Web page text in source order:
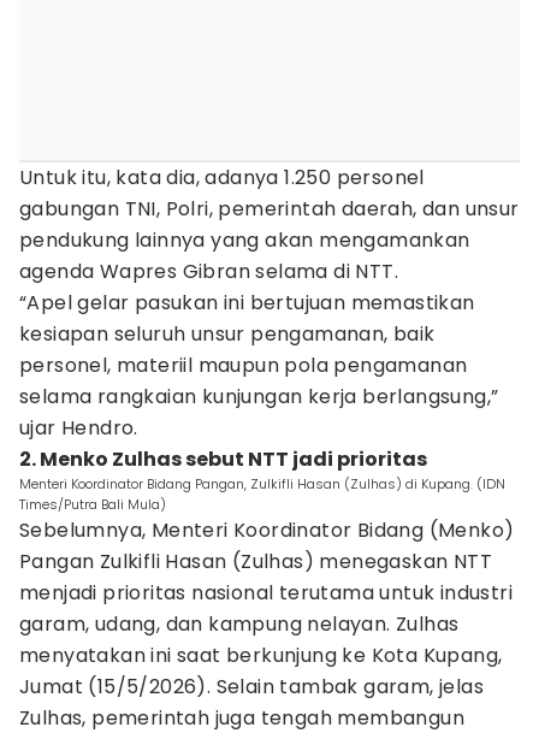
Untuk itu, kata dia, adanya 1.250 personel
gabungan TNI, Polri, pemerintah daerah, dan unsur
pendukung lainnya yang akan mengamankan
agenda Wapres Gibran selama di NTT.
“Apel gelar pasukan ini bertujuan memastikan
kesiapan seluruh unsur pengamanan, baik
personel, materiil maupun pola pengamanan
selama rangkaian kunjungan kerja berlangsung,”
ujar Hendro.
2. Menko Zulhas sebut NTT jadi prioritas
Menteri Koordinator Bidang Pangan, Zulkifli Hasan (Zulhas) di Kupang. (IDN
Times/Putra Bali Mula)
Sebelumnya, Menteri Koordinator Bidang (Menko)
Pangan Zulkifli Hasan (Zulhas) menegaskan NTT
menjadi prioritas nasional terutama untuk industri
garam, udang, dan kampung nelayan. Zulhas
menyatakan ini saat berkunjung ke Kota Kupang,
Jumat (15/5/2026). Selain tambak garam, jelas
Zulhas, pemerintah juga tengah membangun